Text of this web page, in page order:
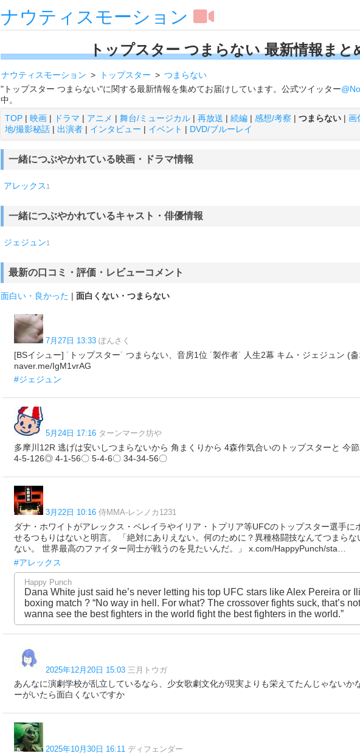
ナウティスモーション
トップスター つまらない 最新情報まと
ナウティスモーション トップスター
つまらない
"トップスター つまらない"に関する最新情報を集めてお届けしています。公式ツイッター
中。
TOP | 映画 | ドラマ | アニメ | 舞台/ミュージカル | 再放送 | 続編 | 感想/考察 | つまらない | 画
地/撮影秘話 | 出演者 | インタビュー | イベント | DVD/ブルーレイ
一緒につぶやかれている映画・ドラマ情報
アレックス 1
一緒につぶやかれているキャスト・俳優情報
ジェジュン1
最新の口コミ・評価・レビューコメント
面白い・良かった | 面白くない・つまらない
7月27日 13:33 ぽんさく
[BSイシュー] ˙トップスター˙ つまらない、音房1位 ˙製作者˙ 人生2幕 キム・ジェジュン (
naver.me/IgM1vrAG
#ジェジュン
5月24日 17:16 ターンマーク坊や
多摩川12R 逃げは安いしつまらないから 角まくりから 4森作気合いのトップスターと 今
4-5-126◎ 4-1-56〇 5-4-6〇 34-34-56〇
3月22日 10:16 侍MMA-レンノカ1231
ダナ・ホワイトがアレックス・ペレイラやイリア・トプリア等UFCのトップスター選手に
せるつもりはないと明言。 「絶対にありえない。何のために？異種格闘技なんてつまら
ない。 世界最高のファイター同士が戦うのを見たいんだ。」 x.com/HappyPunch/sta…
#アレックス
Happy Punch
Dana White just said he’s never letting his top UFC stars like Alex Pereira or
boxing match ? “No way in hell. For what? The crossover fights suck, that’s not
wanna see the best fighters in the world fight the best fighters in the world.”
2025年12月20日 15:03 三月トウガ
あんなに演劇学校が乱立しているなら、少女歌劇文化が現実よりも栄えてたんじゃないか
ーがいたら面白くないですか
2025年10月30日 16:11 ディフェンダー